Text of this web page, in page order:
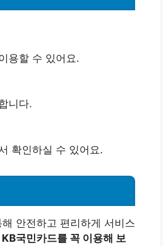
용할 수 있어요.
니다.
확인하실 수 있어요.
안전하고 편리하게 서비스
국민카드를 꼭 이용해 보